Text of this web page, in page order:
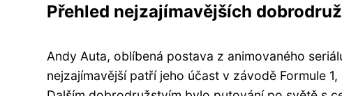
Přehled nejzajímavějších
Andy Auta, oblíbená postava z animovaného
nejzajímavější patří jeho účast v závodě Formule